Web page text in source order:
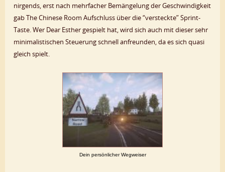
nirgends, erst nach mehrfacher Bemängelung der Geschwindigkeit
gab The Chinese Room Aufschluss über die “versteckte” Sprint-
Taste. Wer Dear Esther gespielt hat, wird sich auch mit dieser sehr
minimalistischen Steuerung schnell anfreunden, da es sich quasi
gleich spielt.
Dein persönlicher Wegweiser